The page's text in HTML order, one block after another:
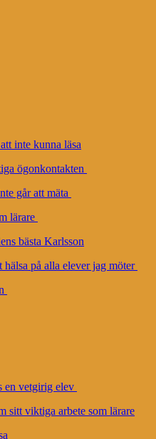
inte kunna läsa
ögonkontakten
går att mäta
lärare
bästa Karlsson
på alla elever jag möter
en vetgirig elev
sitt viktiga arbete som lärare